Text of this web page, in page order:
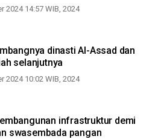
2024 14:57 WIB, 2024
dinasti Al-Assad dan
selanjutnya
2024 10:02 WIB, 2024
infrastruktur demi
swasembada pangan